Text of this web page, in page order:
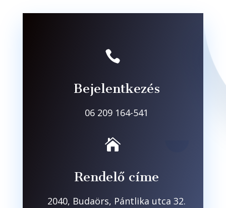

Bejelentkezés
06 209 164-541

Rendelő címe
2040, Budaörs, Pántlika utca 32.